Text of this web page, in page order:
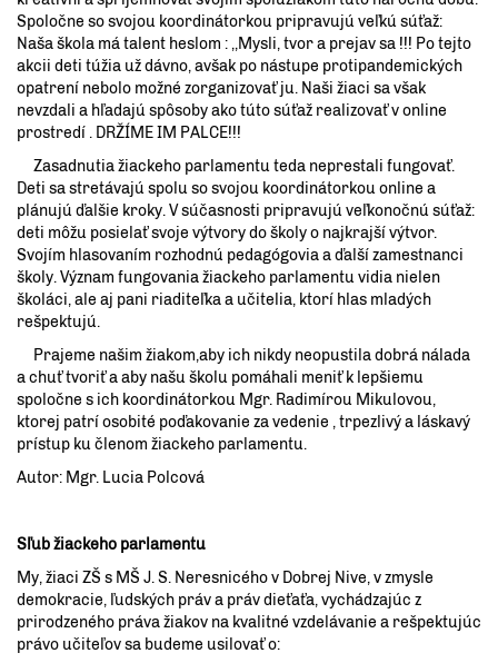
Spoločne so svojou koordinátorkou pripravujú veľkú súťaž:
Naša škola má talent heslom : ,,Mysli, tvor a prejav sa !!! Po tejto
akcii deti túžia už dávno, avšak po nástupe protipandemických
opatrení nebolo možné zorganizovať ju. Naši žiaci sa však
nevzdali a hľadajú spôsoby ako túto súťaž realizovať v online
prostredí . DRŽÍME IM PALCE!!!
Zasadnutia žiackeho parlamentu teda neprestali fungovať.
Deti sa stretávajú spolu so svojou koordinátorkou online a
plánujú ďalšie kroky. V súčasnosti pripravujú veľkonočnú súťaž:
deti môžu posielať svoje výtvory do školy o najkrajší výtvor.
Svojím hlasovaním rozhodnú pedagógovia a ďalší zamestnanci
školy. Význam fungovania žiackeho parlamentu vidia nielen
školáci, ale aj pani riaditeľka a učitelia, ktorí hlas mladých
rešpektujú.
Prajeme našim žiakom,aby ich nikdy neopustila dobrá nálada
a chuť tvoriť a aby našu školu pomáhali meniť k lepšiemu
spoločne s ich koordinátorkou Mgr. Radimírou Mikulovou,
ktorej patrí osobité poďakovanie za vedenie , trpezlivý a láskavý
prístup ku členom žiackeho parlamentu.
Autor: Mgr. Lucia Polcová
Sľub žiackeho parlamentu
My, žiaci ZŠ s MŠ J. S. Neresnicého v Dobrej Nive, v zmysle
demokracie, ľudských práv a práv dieťaťa, vychádzajúc z
prirodzeného práva žiakov na kvalitné vzdelávanie a rešpektujúc
právo učiteľov sa budeme usilovať o: